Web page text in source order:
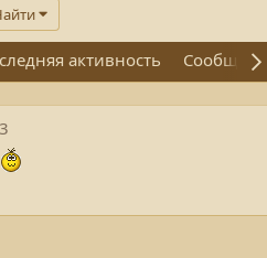
активность